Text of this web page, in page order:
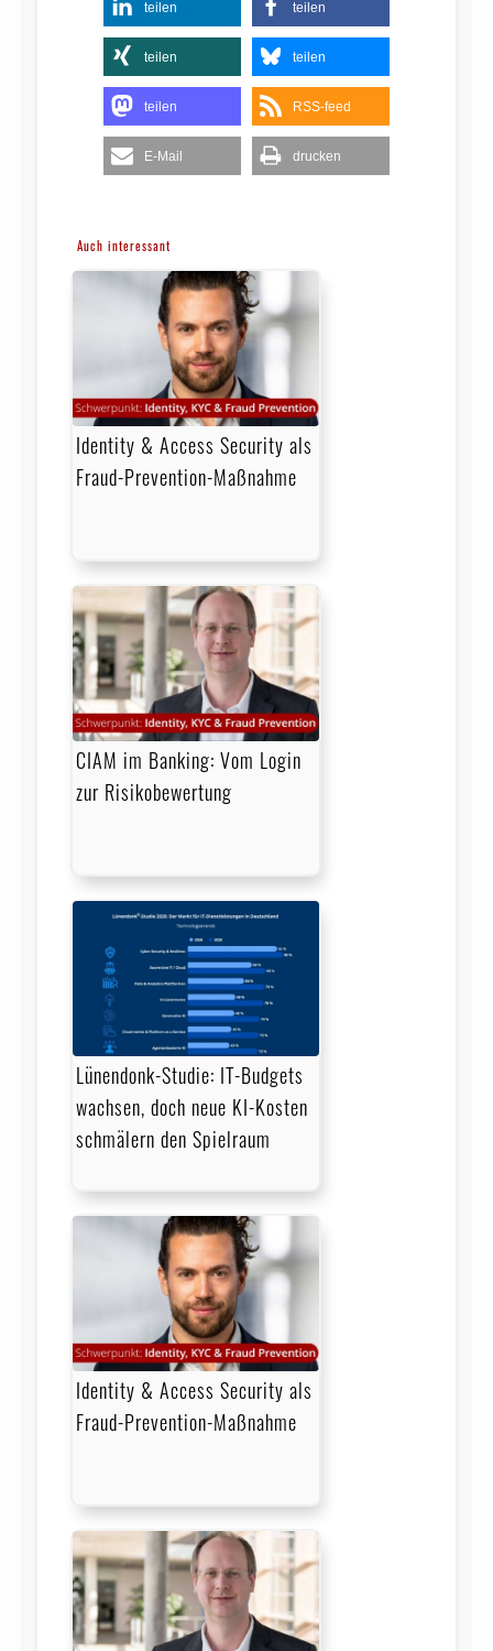
teilen teilen
teilen teilen
teilen RSS-feed
E-Mail drucken
Auch interessant
Identity & Access Security als
Fraud-Prevention-Maßnahme
CIAM im Banking: Vom Login
zur Risikobewertung
Lünendonk-Studie: IT-Budgets
wachsen, doch neue KI-Kosten
schmälern den Spielraum
Identity & Access Security als
Fraud-Prevention-Maßnahme